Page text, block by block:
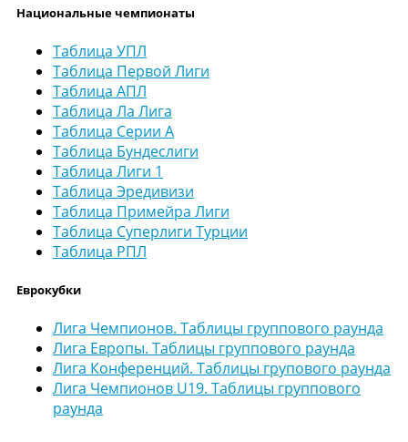
Национальные чемпионаты
Таблица УПЛ
Таблица Первой Лиги
Таблица АПЛ
Таблица Ла Лига
Таблица Серии А
Таблица Бундеслиги
Таблица Лиги 1
Таблица Эредивизи
Таблица Примейра Лиги
Таблица Суперлиги Турции
Таблица РПЛ
Еврокубки
Лига Чемпионов. Таблицы группового раунда
Лига Европы. Таблицы группового раунда
Лига Конференций. Таблицы групового раунда
Лига Чемпионов U19. Таблицы группового
раунда